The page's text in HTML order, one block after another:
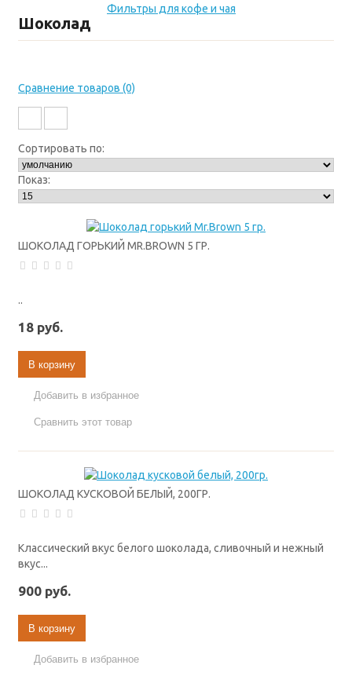
Фильтры для кофе и чая
Шоколад
Сравнение товаров (0)
Сортировать по:
Показ:
ШОКОЛАД ГОРЬКИЙ MR.BROWN 5 ГР.
..
18 руб.
В корзину
Добавить в избранное
Сравнить этот товар
ШОКОЛАД КУСКОВОЙ БЕЛЫЙ, 200ГР.
Классический вкус белого шоколада, сливочный и нежный
вкус...
900 руб.
В корзину
Добавить в избранное